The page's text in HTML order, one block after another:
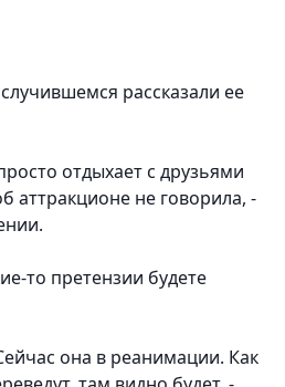
рассказали ее
отдыхает с друзьями
аттракционе не говорила, -
то претензии будете
она в реанимации. Как